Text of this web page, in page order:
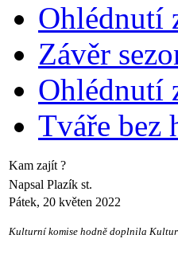
Ohlédnutí
Závěr
Ohlédnutí
Tváře bez
Kam zajít ?
Napsal Plazík st.
Pátek, 20 květen 2022
Kulturní komise hodně doplnila